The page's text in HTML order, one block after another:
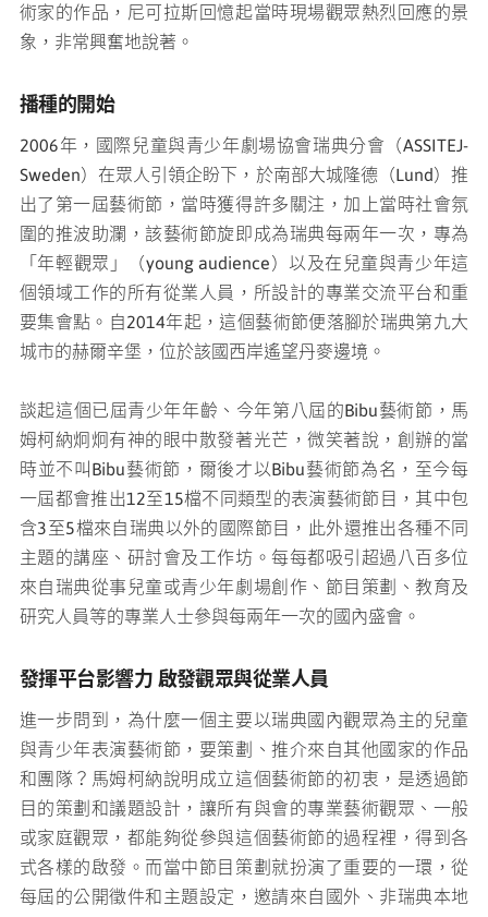
術家的作品，尼可拉斯回憶起當時現場觀眾熱烈回應的景
象，非常興奮地說著。
播種的開始
2006年，國際兒童與青少年劇場協會瑞典分會（ASSITEJ-
Sweden）在眾人引領企盼下，於南部大城隆德（Lund）推
出了第一屆藝術節，當時獲得許多關注，加上當時社會氛
圍的推波助瀾，該藝術節旋即成為瑞典每兩年一次，專為
「年輕觀眾」（young audience）以及在兒童與青少年這
個領域工作的所有從業人員，所設計的專業交流平台和重
要集會點。自2014年起，這個藝術節便落腳於瑞典第九大
城市的赫爾辛堡，位於該國西岸遙望丹麥邊境。
談起這個已屆青少年年齡、今年第八屆的Bibu藝術節，馬
姆柯納炯炯有神的眼中散發著光芒，微笑著說，創辦的當
時並不叫Bibu藝術節，爾後才以Bibu藝術節為名，至今每
一屆都會推出12至15檔不同類型的表演藝術節目，其中包
含3至5檔來自瑞典以外的國際節目，此外還推出各種不同
主題的講座、研討會及工作坊。每每都吸引超過八百多位
來自瑞典從事兒童或青少年劇場創作、節目策劃、教育及
研究人員等的專業人士參與每兩年一次的國內盛會。
發揮平台影響力 啟發觀眾與從業人員
進一步問到，為什麼一個主要以瑞典國內觀眾為主的兒童
與青少年表演藝術節，要策劃、推介來自其他國家的作品
和團隊？馬姆柯納說明成立這個藝術節的初衷，是透過節
目的策劃和議題設計，讓所有與會的專業藝術觀眾、一般
或家庭觀眾，都能夠從參與這個藝術節的過程裡，得到各
式各樣的啟發。而當中節目策劃就扮演了重要的一環，從
每屆的公開徵件和主題設定，邀請來自國外、非瑞典本地